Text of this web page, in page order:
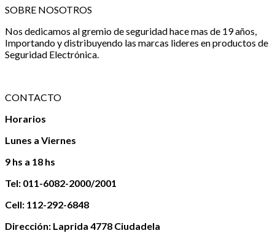
SOBRE NOSOTROS
Nos dedicamos al gremio de seguridad hace mas de 19 años,
Importando y distribuyendo las marcas lideres en productos de
Seguridad Electrónica.
CONTACTO
Horarios
Lunes a Viernes
9 hs a 18 hs
Tel: 011-6082-2000/2001
Cell: 112-292-6848
Dirección: Laprida 4778 Ciudadela